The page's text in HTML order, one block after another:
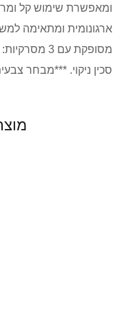
ומאפשרת שימוש קל
ארגונומית ומתאימה
סכין ניקוי. ***מבחר